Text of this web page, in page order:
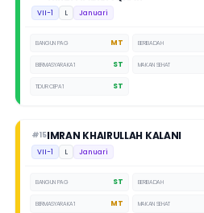
VII-1 L Januari
BANGUN PAGI MT BERIBADAH
BERMASYARAKAT ST MAKAN SEHAT
TIDUR CEPAT ST
#15IMRAN KHAIRULLAH KALANI
VII-1 L Januari
BANGUN PAGI ST BERIBADAH
BERMASYARAKAT MT MAKAN SEHAT